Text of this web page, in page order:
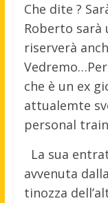
Che dite ?
Roberto sarà
riserverà
che è un ex
attualemte
personal
La sua
avvenuta
tinozza